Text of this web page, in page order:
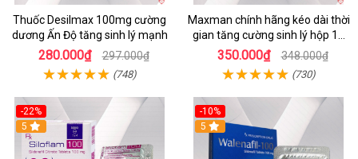
Thuốc Desilmax 100mg cường
dương Ấn Độ tăng sinh lý mạnh
280.000₫ 297.000₫
(748)
Maxman chính hãng kéo dài thời
gian tăng cường sinh lý hộp 10
viên
350.000₫ 348.000₫
(730)
-22%
5
-10%
5